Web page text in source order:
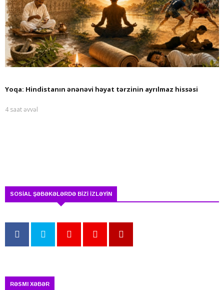
Yoqa: Hindistanın ənənəvi həyat tərzinin ayrılmaz hissəsi
4 saat əvvəl
SOSİAL ŞƏBƏKƏLƏRDƏ BİZİ İZLƏYİN
RƏSMI XƏBƏR